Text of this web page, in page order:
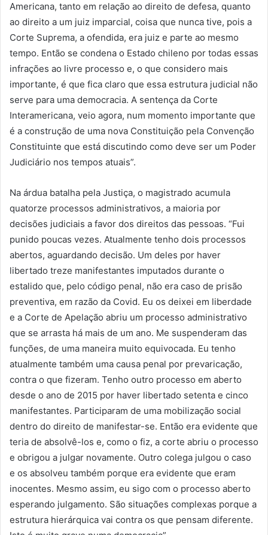
Americana, tanto em relação ao direito de defesa, quanto
ao direito a um juiz imparcial, coisa que nunca tive, pois a
Corte Suprema, a ofendida, era juiz e parte ao mesmo
tempo. Então se condena o Estado chileno por todas essas
infrações ao livre processo e, o que considero mais
importante, é que fica claro que essa estrutura judicial não
serve para uma democracia. A sentença da Corte
Interamericana, veio agora, num momento importante que
é a construção de uma nova Constituição pela Convenção
Constituinte que está discutindo como deve ser um Poder
Judiciário nos tempos atuais”.
Na árdua batalha pela Justiça, o magistrado acumula
quatorze processos administrativos, a maioria por
decisões judiciais a favor dos direitos das pessoas. “Fui
punido poucas vezes. Atualmente tenho dois processos
abertos, aguardando decisão. Um deles por haver
libertado treze manifestantes imputados durante o
estalido que, pelo código penal, não era caso de prisão
preventiva, em razão da Covid. Eu os deixei em liberdade
e a Corte de Apelação abriu um processo administrativo
que se arrasta há mais de um ano. Me suspenderam das
funções, de uma maneira muito equivocada. Eu tenho
atualmente também uma causa penal por prevaricação,
contra o que fizeram. Tenho outro processo em aberto
desde o ano de 2015 por haver libertado setenta e cinco
manifestantes. Participaram de uma mobilização social
dentro do direito de manifestar-se. Então era evidente que
teria de absolvê-los e, como o fiz, a corte abriu o processo
e obrigou a julgar novamente. Outro colega julgou o caso
e os absolveu também porque era evidente que eram
inocentes. Mesmo assim, eu sigo com o processo aberto
esperando julgamento. São situações complexas porque a
estrutura hierárquica vai contra os que pensam diferente.